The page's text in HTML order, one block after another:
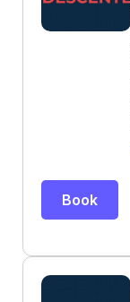
Book